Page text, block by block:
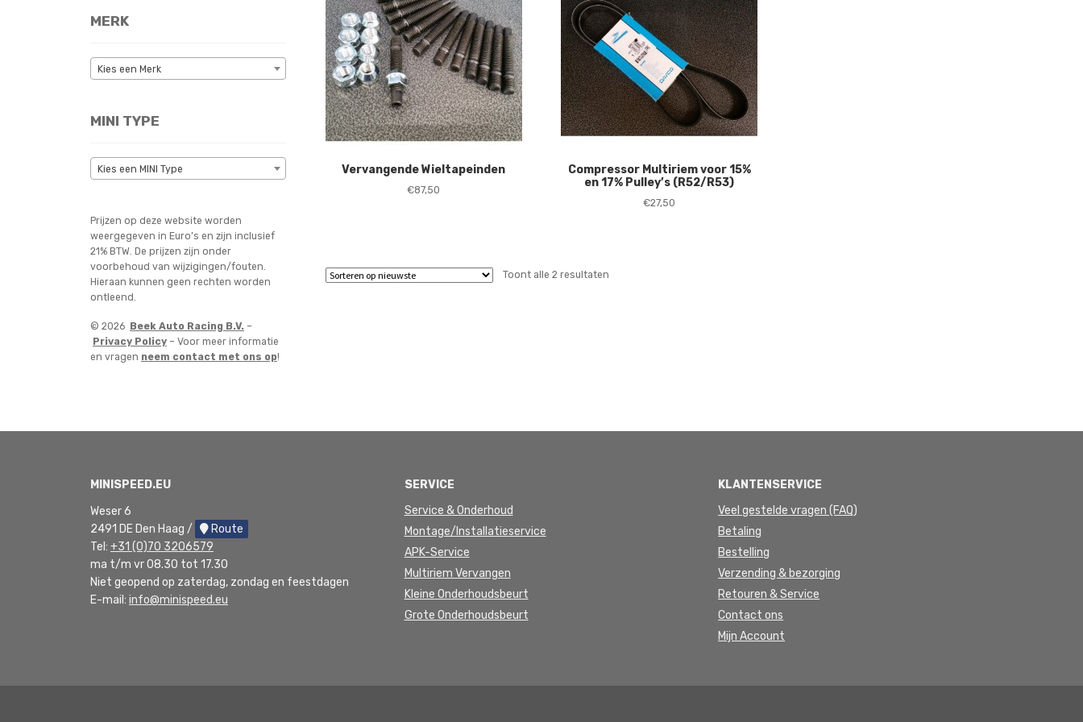
Vervangende Wieltapeinden
€87,50
Compressor Multiriem voor 15%
en 17% Pulley’s (R52/R53)
€27,50
Toont alle 2 resultaten
MERK
Kies een Merk
MINI TYPE
Kies een MINI Type
Prijzen op deze website worden
weergegeven in Euro’s en zijn inclusief
21% BTW. De prijzen zijn onder
voorbehoud van wijzigingen/fouten.
Hieraan kunnen geen rechten worden
ontleend.
© 2026 Beek Auto Racing B.V. –
Privacy Policy – Voor meer informatie
en vragen neem contact met ons op!
MINISPEED.EU
Weser 6
2491 DE Den Haag /
Route
Tel: +31 (0)70 3206579
ma t/m vr 08.30 tot 17.30
Niet geopend op zaterdag, zondag en feestdagen
E-mail: info@minispeed.eu
SERVICE
Service & Onderhoud
Montage/Installatieservice
APK-Service
Multiriem Vervangen
Kleine Onderhoudsbeurt
Grote Onderhoudsbeurt
KLANTENSERVICE
Veel gestelde vragen (FAQ)
Betaling
Bestelling
Verzending & bezorging
Retouren & Service
Contact ons
Mijn Account